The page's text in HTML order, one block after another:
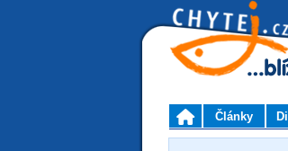
Články